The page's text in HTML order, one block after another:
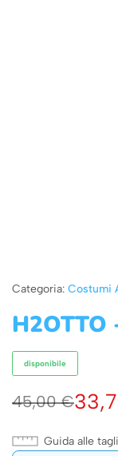
Categoria: Costumi
H2OTTO
disponibile
45,00€
Guida alle